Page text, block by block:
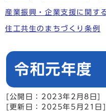
産業振興・企業支援に関す
住工共生のまちづくり条例
令和元年度
[公開日：2023年2月8日]
[更新日：2025年5月21日]